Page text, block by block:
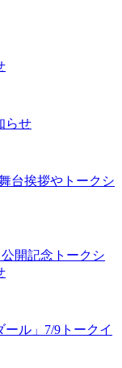
らせ
台挨拶やトークシ
開記念トークシ
ール」7/9トークイ